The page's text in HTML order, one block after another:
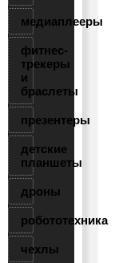
медиаплееры
фитнес-
трекеры
и
браслеты
презентеры
детские
планшеты
дроны
робототехника
чехлы